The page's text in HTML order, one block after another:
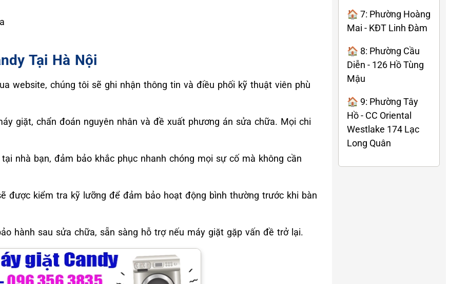
Tại Hà Nội
website, chúng tôi sẽ ghi nhận thông tin và điều phối kỹ thuật viên phù
giặt, chẩn đoán nguyên nhân và đề xuất phương án sửa chữa. Mọi chi
nhà bạn, đảm bảo khắc phục nhanh chóng mọi sự cố mà không cần
được kiểm tra kỹ lưỡng để đảm bảo hoạt động bình thường trước khi bàn
hành sau sửa chữa, sẵn sàng hỗ trợ nếu máy giặt gặp vấn đề trở lại.
🏠 7: Phường Hoàng
Mai - KĐT Linh Đàm
🏠 8: Phường Cầu
Diễn - 126 Hồ Tùng
Mậu
🏠 9: Phường Tây
Hồ - CC Oriental
Westlake 174 Lạc
Long Quân